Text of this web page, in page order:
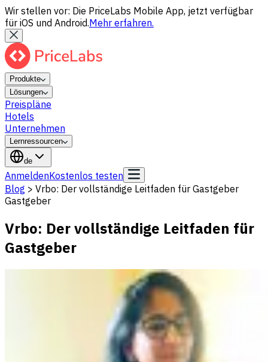
Wir stellen vor: Die PriceLabs Mobile App, jetzt verfügbar
für iOS und Android.Mehr erfahren.
Produkte
Lösungen
Preispläne
Hotels
Unternehmen
Lernressourcen
de
AnmeldenKostenlos testen
Blog > Vrbo: Der vollständige Leitfaden für Gastgeber
Gastgeber
Vrbo: Der vollständige Leitfaden für
Gastgeber